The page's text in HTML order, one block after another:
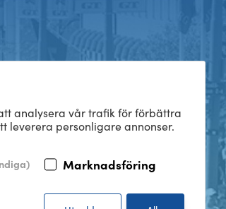
analysera vår trafik för förbättra
leverera personligare annonser.
Marknadsföring